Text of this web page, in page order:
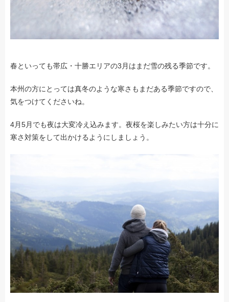
春といっても帯広・十勝エリアの3月はまだ雪の残る季節です。
本州の方にとっては真冬のような寒さもまだある季節ですので、
気をつけてくださいね。
4月5月でも夜は大変冷え込みます。夜桜を楽しみたい方は十分に
寒さ対策をして出かけるようにしましょう。